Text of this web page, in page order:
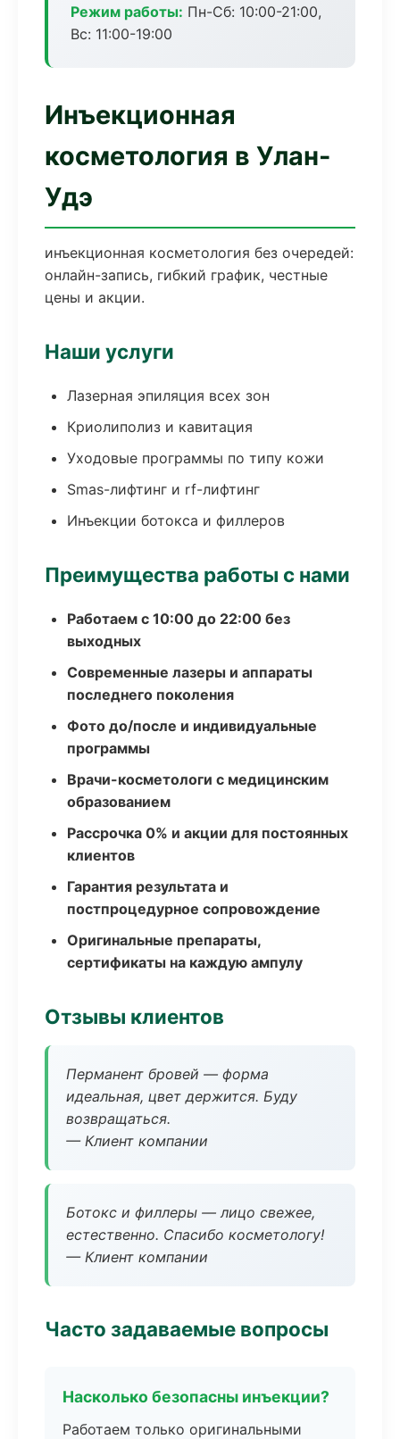
Режим работы: Пн-Сб: 10:00-21:00,
Вс: 11:00-19:00
Инъекционная
косметология в Улан-
Удэ
инъекционная косметология без очередей:
онлайн-запись, гибкий график, честные
цены и акции.
Наши услуги
Лазерная эпиляция всех зон
Криолиполиз и кавитация
Уходовые программы по типу кожи
Smas-лифтинг и rf-лифтинг
Инъекции ботокса и филлеров
Преимущества работы с нами
Работаем с 10:00 до 22:00 без
выходных
Современные лазеры и аппараты
последнего поколения
Фото до/после и индивидуальные
программы
Врачи-косметологи с медицинским
образованием
Рассрочка 0% и акции для постоянных
клиентов
Гарантия результата и
постпроцедурное сопровождение
Оригинальные препараты,
сертификаты на каждую ампулу
Отзывы клиентов
Перманент бровей — форма
идеальная, цвет держится. Буду
возвращаться.
— Клиент компании
Ботокс и филлеры — лицо свежее,
естественно. Спасибо косметологу!
— Клиент компании
Часто задаваемые вопросы
Насколько безопасны инъекции?
Работаем только оригинальными